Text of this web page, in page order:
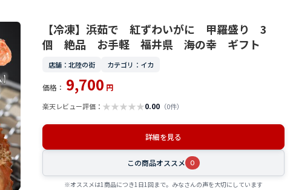
【冷凍】浜茹で 紅ずわいがに 甲羅盛り 3
個 絶品 お手軽 福井県 海の幸 ギフト
店舗：北陸の街 カテゴリ：イカ
価格： 9,700 円
楽天レビュー評価： ★★★★★0.00 （0件）
詳細を見る
この商品オススメ 0
※オススメは1商品につき1日1回まで。みなさんの声を大切にしています